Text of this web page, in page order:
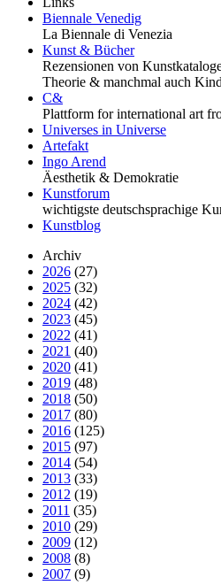
Biennale Venedig
La Biennale di Venezia
Kunst & Bücher
Rezensionen von
Theorie & manchmal auch
C&
Plattform for international art
Universes in Universe
Artefakt
Ingo Arend
Äesthetik & Demokratie
Kunstforum
wichtigste deutschsprachige
Kunstblog
Archiv
2026 (27)
2025 (32)
2024 (42)
2023 (45)
2022 (41)
2021 (40)
2020 (41)
2019 (48)
2018 (50)
2017 (80)
2016 (125)
2015 (97)
2014 (54)
2013 (33)
2012 (19)
2011 (35)
2010 (29)
2009 (12)
2008 (8)
2007 (9)